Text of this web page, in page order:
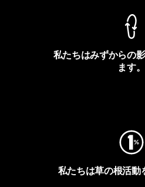
私たちはみずからの
ます。
私たちは草の根活動